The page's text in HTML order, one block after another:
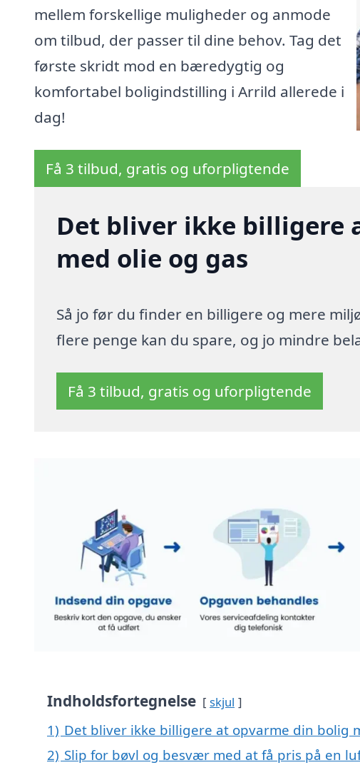
mellem forskellige muligheder og anmode
om tilbud, der passer til dine behov. Tag det
første skridt mod en bæredygtig og
komfortabel boligindstilling i Arrild allerede i
dag!
Få 3 tilbud, gratis og uforpligtende
Det bliver ikke billigere
med olie og gas
Så jo før du finder en billigere og mere
flere penge kan du spare, og jo mindre
Få 3 tilbud, gratis og uforpligtende
Indholdsfortegnelse skjul
1) Det bliver ikke billigere at opvarme din bolig
2) Slip for bøvl og besvær med at få pris på en